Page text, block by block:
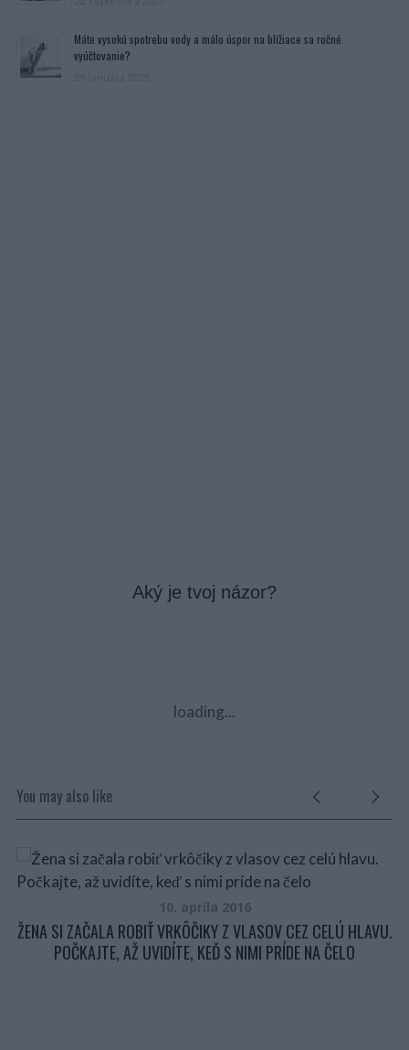
Máte vysokú spotrebu vody a málo úspor na blížiace sa ročné
vyúčtovanie?
Aký je tvoj názor?
loading...
You may also like
10. apríla 2016
ŽENA SI ZAČALA ROBIŤ VRKÔČIKY Z VLASOV CEZ CELÚ HLAVU.
POČKAJTE, AŽ UVIDÍTE, KEĎ S NIMI PRÍDE NA ČELO